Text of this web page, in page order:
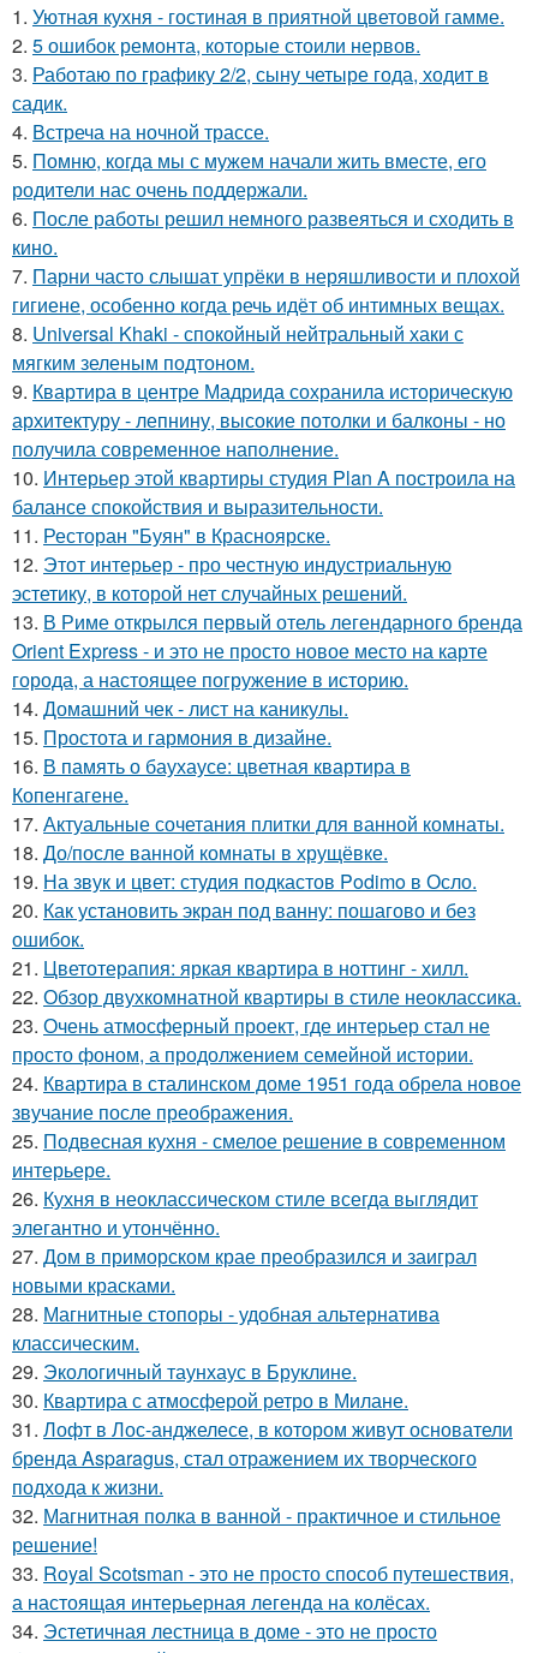
1. Уютная кухня - гостиная в приятной цветовой гамме.
2. 5 ошибок ремонта, которые стоили нервов.
3. Работаю по графику 2/2, сыну четыре года, ходит в
садик.
4. Встреча на ночной трассе.
5. Помню, когда мы с мужем начали жить вместе, его
родители нас очень поддержали.
6. После работы решил немного развеяться и сходить в
кино.
7. Парни часто слышат упрёки в неряшливости и плохой
гигиене, особенно когда речь идёт об интимных вещах.
8. Universal Khaki - спокойный нейтральный хаки с
мягким зеленым подтоном.
9. Квартира в центре Мадрида сохранила историческую
архитектуру - лепнину, высокие потолки и балконы - но
получила современное наполнение.
10. Интерьер этой квартиры студия Plan A построила на
балансе спокойствия и выразительности.
11. Ресторан "Буян" в Красноярске.
12. Этот интерьер - про честную индустриальную
эстетику, в которой нет случайных решений.
13. В Риме открылся первый отель легендарного бренда
Orient Express - и это не просто новое место на карте
города, а настоящее погружение в историю.
14. Домашний чек - лист на каникулы.
15. Простота и гармония в дизайне.
16. В память о баухаусе: цветная квартира в
Копенгагене.
17. Актуальные сочетания плитки для ванной комнаты.
18. До/после ванной комнаты в хрущёвке.
19. На звук и цвет: студия подкастов Podimo в Осло.
20. Как установить экран под ванну: пошагово и без
ошибок.
21. Цветотерапия: яркая квартира в ноттинг - хилл.
22. Обзор двухкомнатной квартиры в стиле неоклассика.
23. Очень атмосферный проект, где интерьер стал не
просто фоном, а продолжением семейной истории.
24. Квартира в сталинском доме 1951 года обрела новое
звучание после преображения.
25. Подвесная кухня - смелое решение в современном
интерьере.
26. Кухня в неоклассическом стиле всегда выглядит
элегантно и утончённо.
27. Дом в приморском крае преобразился и заиграл
новыми красками.
28. Магнитные стопоры - удобная альтернатива
классическим.
29. Экологичный таунхаус в Бруклине.
30. Квартира с атмосферой ретро в Милане.
31. Лофт в Лос-анджелесе, в котором живут основатели
бренда Asparagus, стал отражением их творческого
подхода к жизни.
32. Магнитная полка в ванной - практичное и стильное
решение!
33. Royal Scotsman - это не просто способ путешествия,
а настоящая интерьерная легенда на колёсах.
34. Эстетичная лестница в доме - это не просто